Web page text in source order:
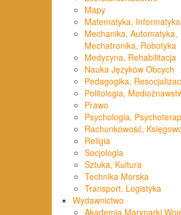
Mapy
Matematyka, Informatyka
Mechanika, Automatyka,
Mechatronika, Robotyka
Medycyna, Rehabilitacja
Nauka Języków Obcych
Pedagogika,
Politologia,
Prawo
Psychologia,
Rachunkowość,
Religia
Socjologia
Sztuka, Kultura
Technika Morska
Transport, Logistyka
Wydawnictwo
Akademia Marynarki